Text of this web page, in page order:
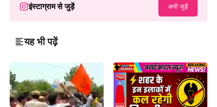
इंस्टाग्राम से जुड़ें अभी जुड़ें
यह भी पढ़ें